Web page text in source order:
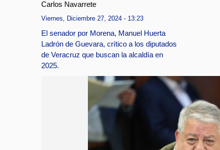
Carlos Navarrete
Viernes, Diciembre 27, 2024 - 13:23
El senador por Morena, Manuel Huerta
Ladrón de Guevara, crítico a los diputados
de Veracruz que buscan la alcaldía en
2025.